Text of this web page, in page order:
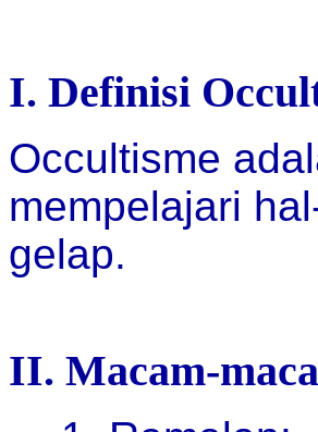
I. Definisi
Occultisme
mempelajari
gelap.
II. Macam-